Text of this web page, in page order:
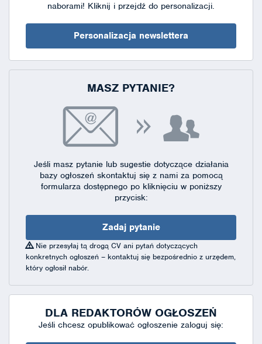
naborami! Kliknij i przejdź do personalizacji.
Personalizacja newslettera
MASZ PYTANIE?
Jeśli masz pytanie lub sugestie dotyczące działania
bazy ogłoszeń skontaktuj się z nami za pomocą
formularza dostępnegopo kliknięciu w poniższy
przycisk:
Zadaj pytanie
Nie przesyłaj tą drogą CV ani pytań dotyczących
konkretnych ogłoszeń – kontaktuj się bezpośrednio z urzędem,
który ogłosił nabór.
DLA REDAKTORÓW OGŁOSZEŃ
Jeśli chcesz opublikować ogłoszenie zaloguj się: